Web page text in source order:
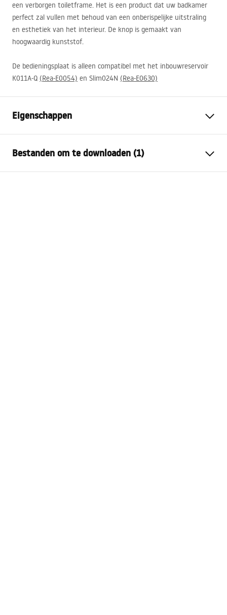
een verborgen toiletframe. Het is een product dat uw badkamer
perfect zal vullen met behoud van een onberispelijke uitstraling
en esthetiek van het interieur. De knop is gemaakt van
hoogwaardig kunststof.
De bedieningsplaat is alleen compatibel met het inbouwreservoir
K011A-Q (Rea-E0054) en Slim024N (Rea-E0630)
Eigenschappen
Materiaal
Metaal
Hoogte
155mm
Bestanden om te downloaden (1)